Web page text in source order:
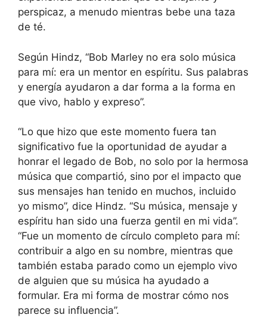
perspicaz, a menudo mientras bebe una taza
de té.
Según Hindz, “Bob Marley no era solo música
para mí: era un mentor en espíritu. Sus palabras
y energía ayudaron a dar forma a la forma en
que vivo, hablo y expreso”.
“Lo que hizo que este momento fuera tan
significativo fue la oportunidad de ayudar a
honrar el legado de Bob, no solo por la hermosa
música que compartió, sino por el impacto que
sus mensajes han tenido en muchos, incluido
yo mismo”, dice Hindz. “Su música, mensaje y
espíritu han sido una fuerza gentil en mi vida”.
“Fue un momento de círculo completo para mí:
contribuir a algo en su nombre, mientras que
también estaba parado como un ejemplo vivo
de alguien que su música ha ayudado a
formular. Era mi forma de mostrar cómo nos
parece su influencia”.